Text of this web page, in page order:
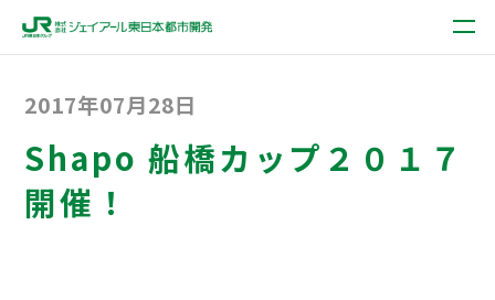
2017年07月28日
Shapo 船橋カップ２０１７
開催！